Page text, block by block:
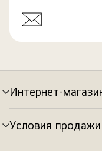
Интернет-
Переключатель
меню
Условия продажи
Переключатель
меню